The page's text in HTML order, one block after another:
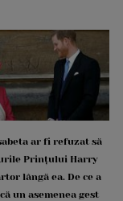
ar fi refuzat să
Prințului Harry
lângă ea. De ce a
un asemenea gest